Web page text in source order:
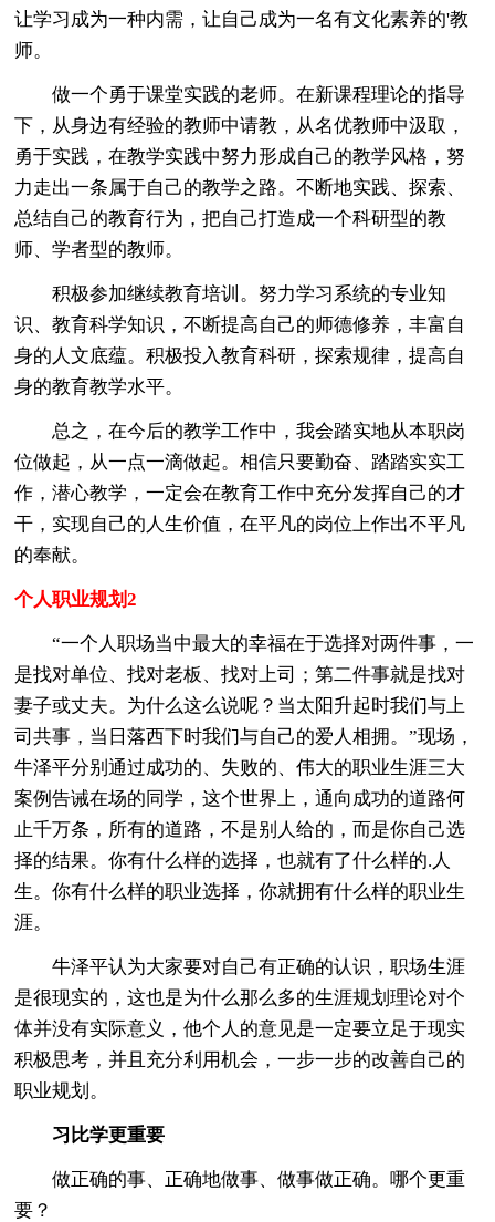
让学习成为一种内需，让自己成为一名有文化素养的'教
师。
做一个勇于课堂实践的老师。在新课程理论的指导
下，从身边有经验的教师中请教，从名优教师中汲取，
勇于实践，在教学实践中努力形成自己的教学风格，努
力走出一条属于自己的教学之路。不断地实践、探索、
总结自己的教育行为，把自己打造成一个科研型的教
师、学者型的教师。
积极参加继续教育培训。努力学习系统的专业知
识、教育科学知识，不断提高自己的师德修养，丰富自
身的人文底蕴。积极投入教育科研，探索规律，提高自
身的教育教学水平。
总之，在今后的教学工作中，我会踏实地从本职岗
位做起，从一点一滴做起。相信只要勤奋、踏踏实实工
作，潜心教学，一定会在教育工作中充分发挥自己的才
干，实现自己的人生价值，在平凡的岗位上作出不平凡
的奉献。
个人职业规划2
“一个人职场当中最大的幸福在于选择对两件事，一
是找对单位、找对老板、找对上司；第二件事就是找对
妻子或丈夫。为什么这么说呢？当太阳升起时我们与上
司共事，当日落西下时我们与自己的爱人相拥。”现场，
牛泽平分别通过成功的、失败的、伟大的职业生涯三大
案例告诫在场的同学，这个世界上，通向成功的道路何
止千万条，所有的道路，不是别人给的，而是你自己选
择的结果。你有什么样的选择，也就有了什么样的.人
生。你有什么样的职业选择，你就拥有什么样的职业生
涯。
牛泽平认为大家要对自己有正确的认识，职场生涯
是很现实的，这也是为什么那么多的生涯规划理论对个
体并没有实际意义，他个人的意见是一定要立足于现实
积极思考，并且充分利用机会，一步一步的改善自己的
职业规划。
习比学更重要
做正确的事、正确地做事、做事做正确。哪个更重
要？